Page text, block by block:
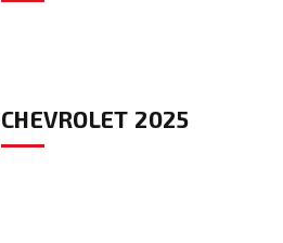
CHEVROLET 2025